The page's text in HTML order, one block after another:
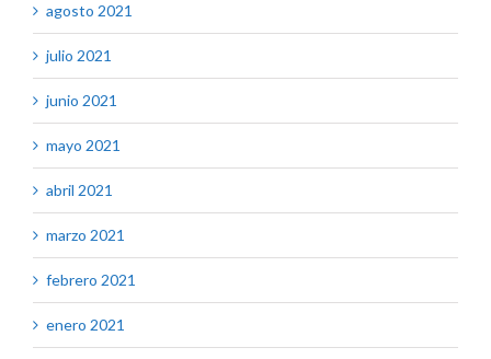
agosto 2021
julio 2021
junio 2021
mayo 2021
abril 2021
marzo 2021
febrero 2021
enero 2021